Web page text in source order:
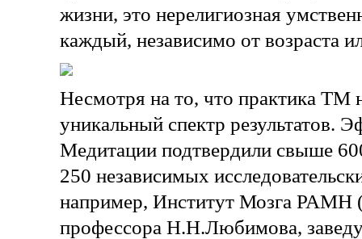
жизни, это нерелигиозная
каждый, независимо от возраста
Несмотря на то, что практика ТМ
уникальный спектр результатов.
Медитации подтвердили свыше
250 независимых
например, Институт Мозга РАМН
профессора Н.Н.Любимова,